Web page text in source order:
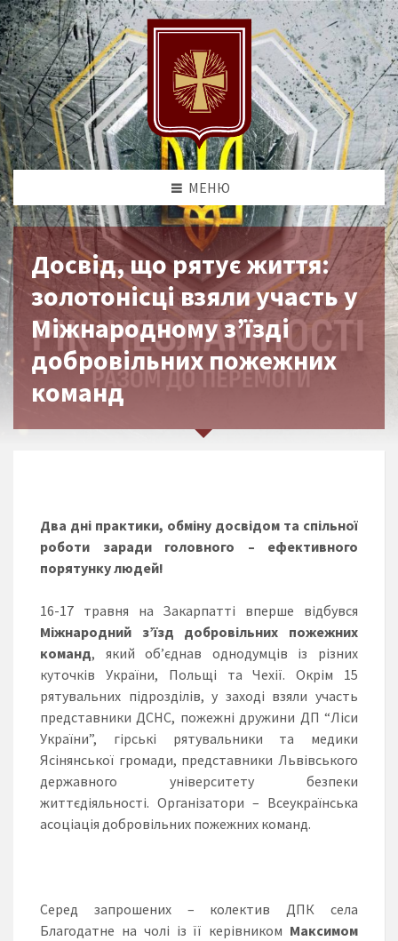
МЕНЮ
Досвід, що рятує життя:
золотонісці взяли участь у
Міжнародному з’їзді
добровільних пожежних
команд
Два дні практики, обміну досвідом та спільної
роботи заради головного – ефективного
порятунку людей!
16-17 травня на Закарпатті вперше відбувся
Міжнародний з’їзд добровільних пожежних
команд, який об’єднав однодумців із різних
куточків України, Польщі та Чехії. Окрім 15
рятувальних підрозділів, у заході взяли участь
представники ДСНС, пожежні дружини ДП “Ліси
України”, гірські рятувальники та медики
Ясінянської громади, представники Львівського
державного університету безпеки
життєдіяльності. Організатори – Всеукраїнська
асоціація добровільних пожежних команд.
Серед запрошених – колектив ДПК села
Благодатне на чолі із її керівником Максимом